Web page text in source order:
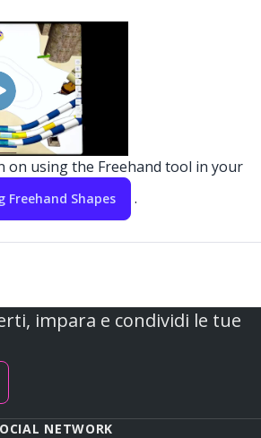
on using the Freehand tool in your
Freehand Shapes .
impara e condividi le tue
NETWORK